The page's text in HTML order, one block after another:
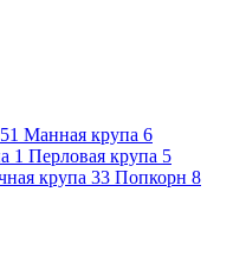
51 Манная крупа 6
1 Перловая крупа 5
крупа 33 Попкорн 8